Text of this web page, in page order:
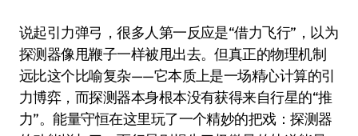
说起引力弹弓，很多人第一反应是“借力飞行”，以为
探测器像甩鞭子一样被甩出去。但真正的物理机制
远比这个比喻复杂——它本质上是一场精心计算的引
力博弈，而探测器本身根本没有获得来自行星的“推
力”。能量守恒在这里玩了一个精妙的把戏：探测器